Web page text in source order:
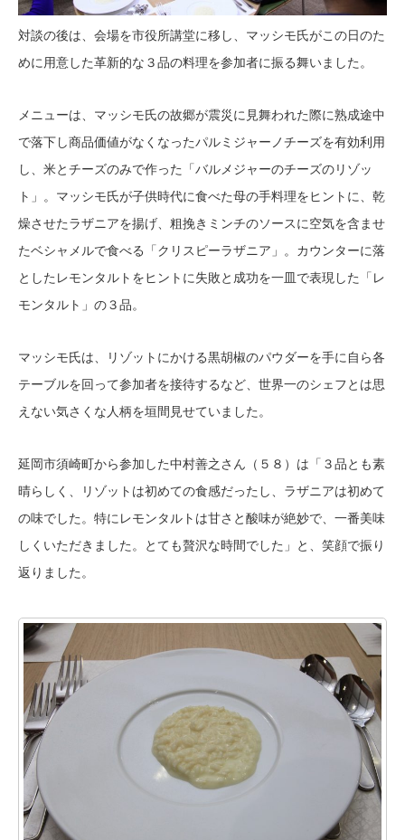
対談の後は、会場を市役所講堂に移し、マッシモ氏がこの日のた
めに用意した革新的な３品の料理を参加者に振る舞いました。
メニューは、マッシモ氏の故郷が震災に見舞われた際に熟成途中
で落下し商品価値がなくなったパルミジャーノチーズを有効利用
し、米とチーズのみで作った「バルメジャーのチーズのリゾッ
ト」。マッシモ氏が子供時代に食べた母の手料理をヒントに、乾
燥させたラザニアを揚げ、粗挽きミンチのソースに空気を含ませ
たベシャメルで食べる「クリスピーラザニア」。カウンターに落
としたレモンタルトをヒントに失敗と成功を一皿で表現した「レ
モンタルト」の３品。
マッシモ氏は、リゾットにかける黒胡椒のパウダーを手に自ら各
テーブルを回って参加者を接待するなど、世界一のシェフとは思
えない気さくな人柄を垣間見せていました。
延岡市須崎町から参加した中村善之さん（５８）は「３品とも素
晴らしく、リゾットは初めての食感だったし、ラザニアは初めて
の味でした。特にレモンタルトは甘さと酸味が絶妙で、一番美味
しくいただきました。とても贅沢な時間でした」と、笑顔で振り
返りました。